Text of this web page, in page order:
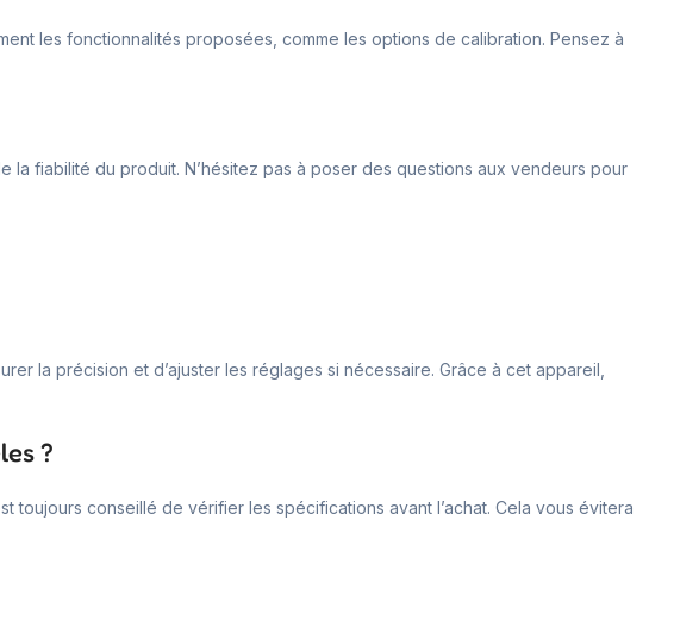
les fonctionnalités proposées, comme les options de calibration. Pensez à
fiabilité du produit. N’hésitez pas à poser des questions aux vendeurs pour
la précision et d’ajuster les réglages si nécessaire. Grâce à cet appareil,
?
conseillé de vérifier les spécifications avant l’achat. Cela vous évitera